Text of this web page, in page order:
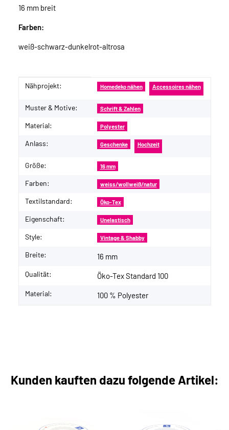
16 mm breit
Farben:
weiß-schwarz-dunkelrot-altrosa
Produkteigenschaft
Wert
Nähprojekt: Homedeko nähen Accessoires nähen
Muster & Motive: Schrift & Zahlen
Material: Polyester
Anlass: Geschenke Hochzeit
Größe: 16 mm
Farben: weiss/wollweiß/natur
Textilstandard: Öko-Tex
Eigenschaft: Unelastisch
Style: Vintage & Shabby
Breite: 16 mm
Qualität: Öko-Tex Standard 100
Material: 100 % Polyester
Kunden kauften dazu folgende Artikel: